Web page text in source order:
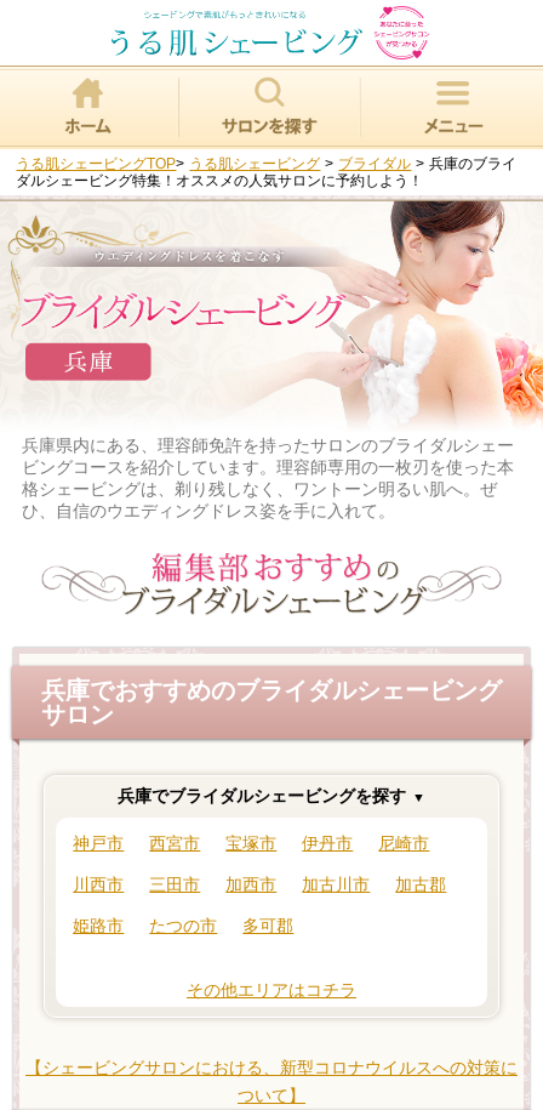
うる肌シェービングTOP> うる肌シェービング > ブライダル >兵庫のブライ
ダルシェービング特集！オススメの人気サロンに予約しよう！
兵庫県内にある、理容師免許を持ったサロンのブライダルシェー
ビングコースを紹介しています。理容師専用の一枚刃を使った本
格シェービングは、剃り残しなく、ワントーン明るい肌へ。ぜ
ひ、自信のウエディングドレス姿を手に入れて。
兵庫でおすすめのブライダルシェービング
サロン
兵庫でブライダルシェービングを探す
神戸市 西宮市 宝塚市 伊丹市 尼崎市
川西市 三田市 加西市 加古川市 加古郡
姫路市 たつの市 多可郡
その他エリアはコチラ
【シェービングサロンにおける、新型コロナウイルスへの対策に
ついて】